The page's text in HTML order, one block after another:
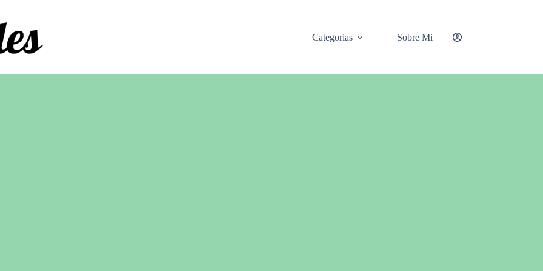
Categorias
Sobre Mi